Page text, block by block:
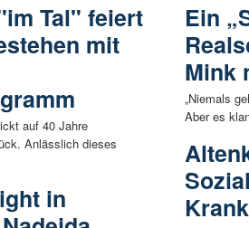
Tal" feiert
mit
auf 40 Jahre
Anlässlich dieses
in
Ein
Mink
„Niemals
Aber es